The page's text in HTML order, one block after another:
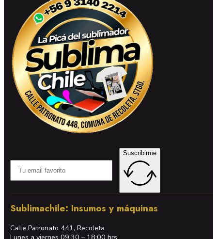
Suscribirme
Sublimachile: Insumos y máquinas
Calle Patronato 441, Recoleta